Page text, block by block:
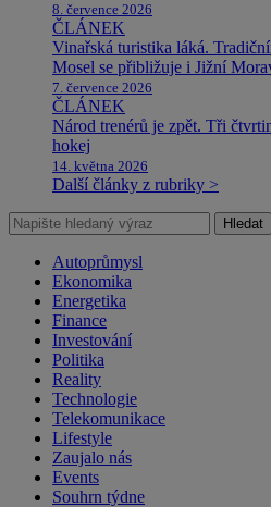
8. července 2026
ČLÁNEK
Vinařská turistika láká.
Mosel se přibližuje i Jižní
7. července 2026
ČLÁNEK
Národ trenérů je zpět. Tři
hokej
14. května 2026
Další články z rubriky >
Hledat
Autoprůmysl
Ekonomika
Energetika
Finance
Investování
Politika
Reality
Technologie
Telekomunikace
Lifestyle
Zaujalo nás
Events
Souhrn týdne